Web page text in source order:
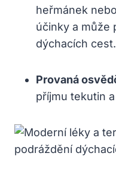
heřmánek
účinky a může
dýchacích cest.
Provaná
příjmu tekutin